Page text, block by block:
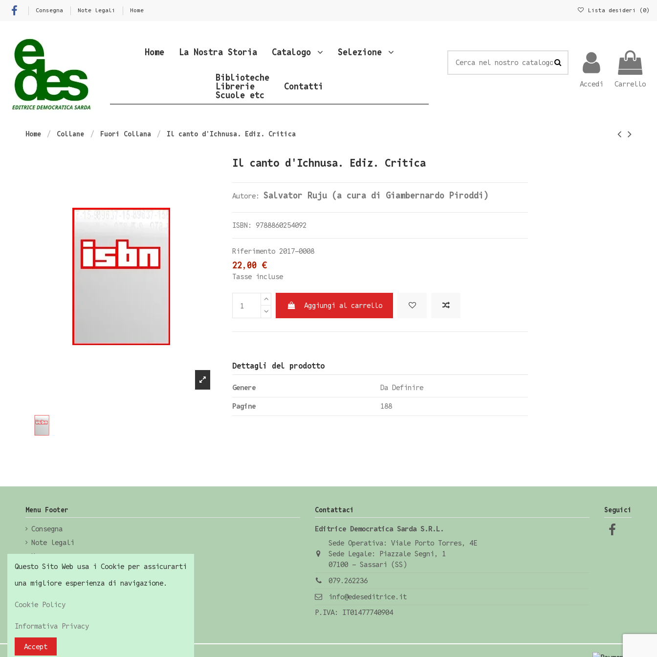
Consegna Note legali Home Lista desideri (0)
Home La Nostra Storia Catalogo Selezione
Biblioteche
Librerie
Scuole etc
Contatti Accedi Carrello
Home Collane Fuori Collana Il canto d'Ichnusa. Ediz. Critica
Il canto d'Ichnusa. Ediz. Critica
Autore: Salvator Ruju (a cura di Giambernardo Piroddi)
ISBN: 9788860254092
Riferimento 2017-0008
22,00 €
Tasse incluse
Aggiungi al carrello
Dettagli del prodotto
Genere
Da Definire
Pagine
188
Menu Footer
Consegna
Note legali
Home
Contattaci
Editrice Democratica Sarda S.R.L.
Sede Operativa: Viale Porto Torres, 4E
Sede Legale: Piazzale Segni, 1
07100 - Sassari (SS)
079.262236
info@edeseditrice.it
P.IVA: IT01477740904
Seguici
Questo Sito Web usa i Cookie per assicurarti
una migliore esperienza di navigazione.
Cookie Policy
Informativa Privacy
Accept